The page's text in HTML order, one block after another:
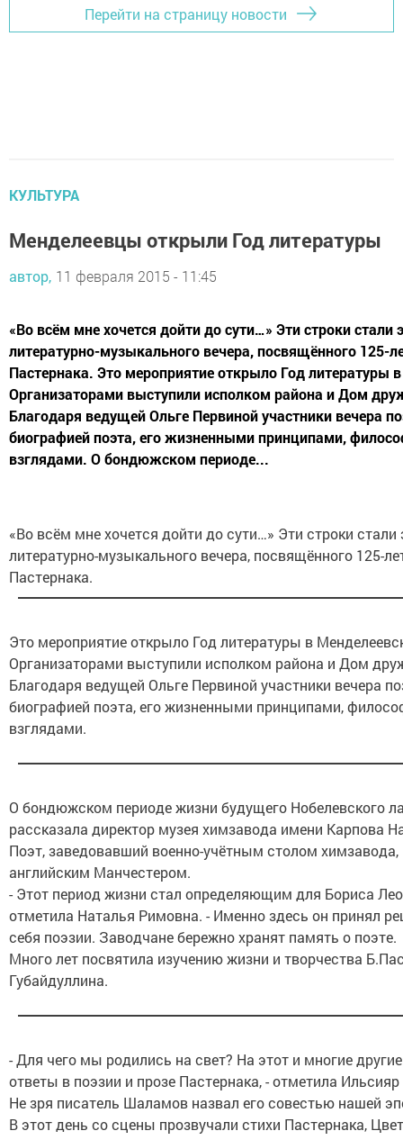
Перейти на страницу новости
КУЛЬТУРА
Менделеевцы открыли Год литературы
автор, 11 февраля 2015 - 11:45
«Во всём мне хочется дойти до сути…» Эти строки стали
литературно-музыкального вечера, посвящённого 125-
Пастернака. Это мероприятие открыло Год литературы
Организаторами выступили исполком района и Дом
Благодаря ведущей Ольге Первиной участники вечера
биографией поэта, его жизненными принципами,
взглядами. О бондюжском периоде...
«Во всём мне хочется дойти до сути…» Эти строки
литературно-музыкального вечера, посвящённого 125-
Пастернака.
Это мероприятие открыло Год литературы в
Организаторами выступили исполком района и Дом
Благодаря ведущей Ольге Первиной участники вечера
биографией поэта, его жизненными принципами,
взглядами.
О бондюжском периоде жизни будущего Нобелевского
рассказала директор музея химзавода имени Карпова
Поэт, заведовавший военно-учётным столом
английским Манчестером.
- Этот период жизни стал определяющим для Бориса
отметила Наталья Римовна. - Именно здесь он принял
себя поэзии. Заводчане бережно хранят память о поэте.
Много лет посвятила изучению жизни и творчества
Губайдуллина.
- Для чего мы родились на свет? На этот и многие
ответы в поэзии и прозе Пастернака, - отметила
Не зря писатель Шаламов назвал его совестью нашей
В этот день со сцены прозвучали стихи Пастернака,